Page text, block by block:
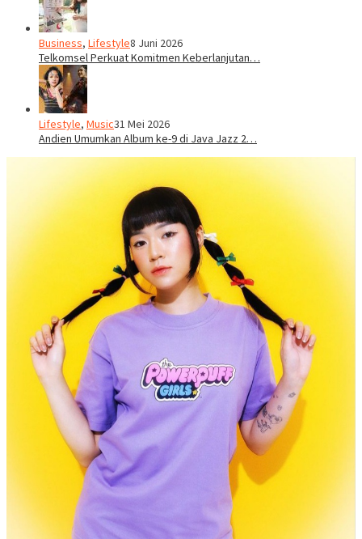
Business, Lifestyle8 Juni 2026
Telkomsel Perkuat Komitmen Keberlanjutan…
Lifestyle, Music31 Mei 2026
Andien Umumkan Album ke-9 di Java Jazz 2…